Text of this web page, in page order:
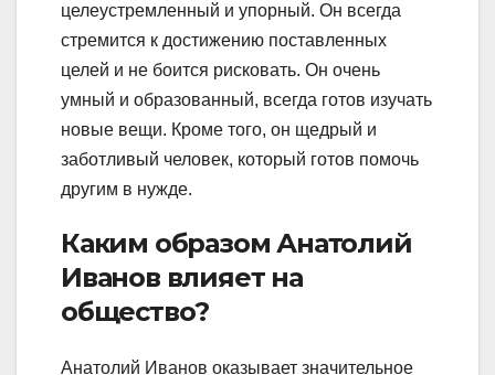
целеустремленный и упорный. Он всегда
стремится к достижению поставленных
целей и не боится рисковать. Он очень
умный и образованный, всегда готов изучать
новые вещи. Кроме того, он щедрый и
заботливый человек, который готов помочь
другим в нужде.
Каким образом Анатолий
Иванов влияет на
общество?
Анатолий Иванов оказывает значительное